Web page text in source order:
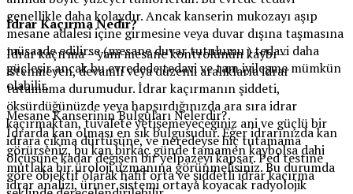
genellikle daha kolaydır. Ancak kanserin mukozayı aşıp
mesane adalesi içine girmesine veya duvar dışına taşmasına
müsaade edilirse (mesane duvar tutulumu ) tedavi daha
güçleşir ancak bu evredede tedavi ve tam iyileşme mümkün
olabilir.
Mesane Kanserinin Bulguları Nelerdir?
İdrarda kan olması en sık bulgusudur. Eğer idrarınızda kan
görürseniz, bu kan birkaç günde tamamen kaybolsa dahi
mutlaka bir üroloji uzmanına görünmelisiniz. Bu durumda
idrar analizi, üriner sistemi ortaya koyacak radyolojik
İdrar Kaçırma Nedir?
İdrar kaçırma – yani mesane kontrolünün kaybı –
istenmeyen, devamlı veya düzenli aralıklarla idrar
tutamama durumudur. İdrar kaçırmanın şiddeti,
öksürdüğünüzde veya hapşırdığınızda ara sıra idrar
kaçırmaktan, tuvalete yetişemeyeceğiniz ani ve güçlü bir
idrara çıkma dürtüsüne, ve neredeyse hiç tutamama
ölçüsüne kadar değişen bir yelpazeyi kapsar. Ped testine
göre objektif olarak hafif orta ve şiddetli idrar kaçırma